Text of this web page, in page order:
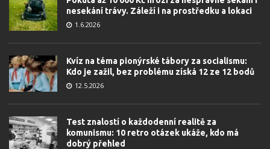
nesekání trávy. Záleží i na prostředku a lokaci
1.6.2026
Kvíz na téma pionýrské tábory za socialismu:
Kdo je zažil, bez problému získá 12 ze 12 bodů
12.5.2026
Test znalostí o každodenní realitě za
komunismu: 10 retro otázek ukáže, kdo má
dobrý přehled